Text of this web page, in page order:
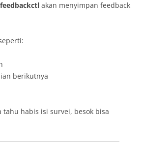
akan menyimpan feedback
berikutnya
tahu habis isi survei, besok bisa